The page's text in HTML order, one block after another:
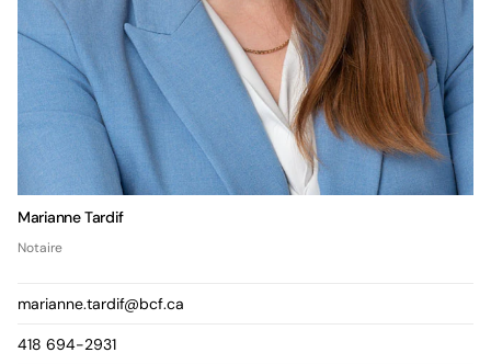
Marianne Tardif
Notaire
marianne.tardif@bcf.ca
418 694-2931